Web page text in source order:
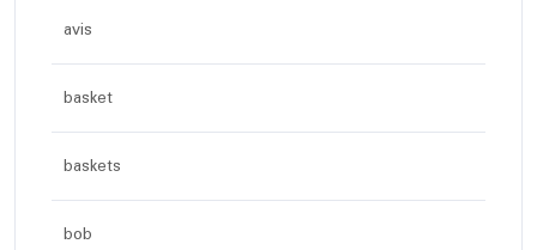
avis
basket
baskets
bob